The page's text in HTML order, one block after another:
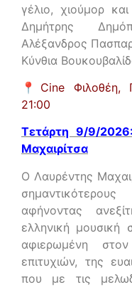
γέλιο, χιούμορ
Δημήτρης
Αλέξανδρος
Κύνθια
📍 Cine Φιλοθέη,
21:00
Τετάρτη 9/9/
Μαχαιρίτσα
Ο Λαυρέντης
αφήνοντας
ελληνική μουσική
αφιερωμένη
επιτυχιών, της
που με τις